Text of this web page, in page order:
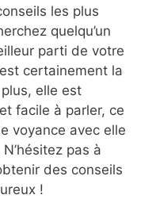
les plus
quelqu’un
parti de votre
certainement la
elle est
facile à parler, ce
voyance avec elle
pas à
des conseils
!